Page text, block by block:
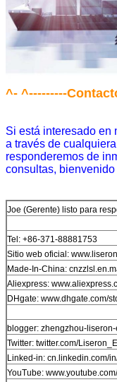
^- ^---------
Si está interesado en
a través de
responderemos de
consultas, bienvenido
Joe (Gerente) listo para
Tel: +86-371-88881753
Sitio web oficial:
Made-In-China:
Aliexpress:
DHgate: www.dhgate.com/
blogger: zhengzhou-
Twitter: twitter.com/
Linked-in: cn.linkedin.com/
YouTube: